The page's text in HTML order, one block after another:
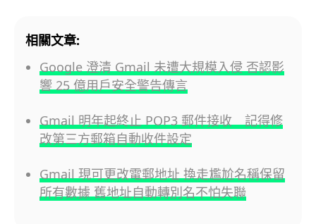
相關文章:
Google 澄清 Gmail 未遭大規模入侵 否認影
響 25 億用戶安全警告傳言
Gmail 明年起終止 POP3 郵件接收 記得修
改第三方郵箱自動收件設定
Gmail 現可更改電郵地址 換走尷尬名稱保留
所有數據 舊地址自動轉別名不怕失聯